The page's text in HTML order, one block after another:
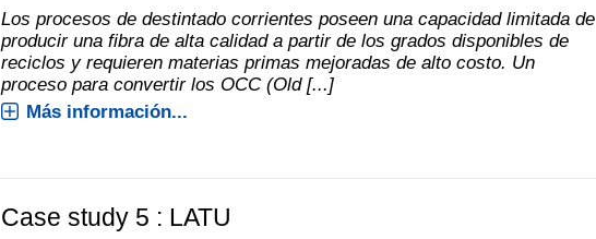
Los procesos de destintado corrientes poseen una capacidad limitada de
producir una fibra de alta calidad a partir de los grados disponibles de
reciclos y requieren materias primas mejoradas de alto costo. Un
proceso para convertir los OCC (Old [...]
Más información...
Case study 5 : LATU